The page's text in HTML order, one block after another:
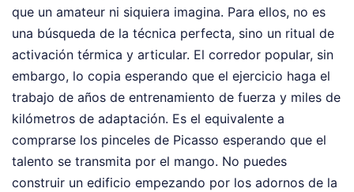
que un amateur ni siquiera imagina. Para ellos, no es
una búsqueda de la técnica perfecta, sino un ritual de
activación térmica y articular. El corredor popular, sin
embargo, lo copia esperando que el ejercicio haga el
trabajo de años de entrenamiento de fuerza y miles de
kilómetros de adaptación. Es el equivalente a
comprarse los pinceles de Picasso esperando que el
talento se transmita por el mango. No puedes
construir un edificio empezando por los adornos de la